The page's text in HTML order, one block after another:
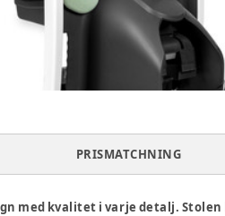
PRISMATCHNING
med kvalitet i varje detalj.